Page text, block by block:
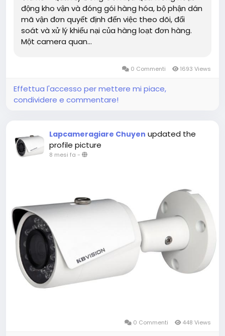
động kho vận và đóng gói hàng hóa, bộ phận dán
mã vận đơn quyết định đến việc theo dõi, đối
soát và xử lý khiếu nại của hàng loạt đơn hàng.
Một camera quan...
0 Commenti 1693 Views
Effettua l'accesso per mettere mi piace,
condividere e commentare!
Lapcameragiare Chuyen updated the
profile picture
8 mesi fa -
0 Commenti 448 Views